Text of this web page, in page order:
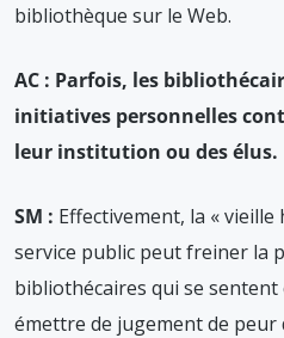
bibliothèque sur le Web.
AC : Parfois, les
initiatives personnelles
leur institution ou des élus.
SM : Effectivement, la «
service public peut freiner la
bibliothécaires qui se
émettre de jugement de peur